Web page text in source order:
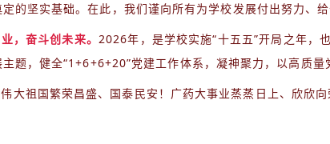
的坚实基础。在此，我们谨向所有为学校发展付出努力、
，奋斗创未来。 2026年，是学校实施“十五五”开局之年，
题，健全“1+6+6+20”党建工作体系，凝神聚力，以高质
大祖国繁荣昌盛、国泰民安！广药大事业蒸蒸日上、欣欣